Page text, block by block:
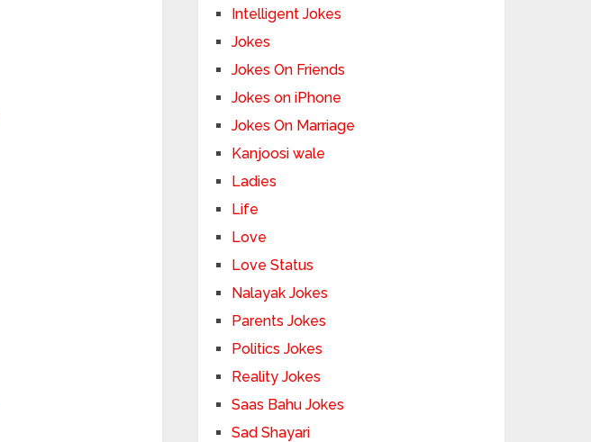
Intelligent Jokes
Jokes
Jokes On Friends
Jokes on iPhone
Jokes On Marriage
Kanjoosi wale
Ladies
Life
Love
Love Status
Nalayak Jokes
Parents Jokes
Politics Jokes
Reality Jokes
Saas Bahu Jokes
Sad Shayari